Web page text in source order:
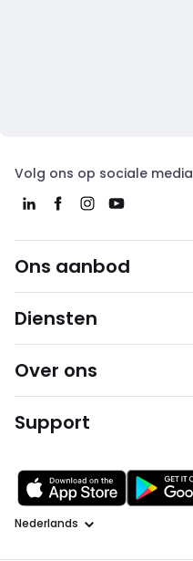
Volg ons op sociale media
Ons aanbod
Diensten
Over ons
Support
Taal